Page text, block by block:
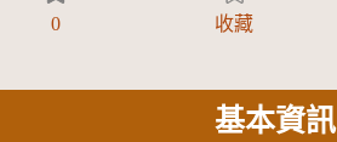
0 收藏
基本資訊